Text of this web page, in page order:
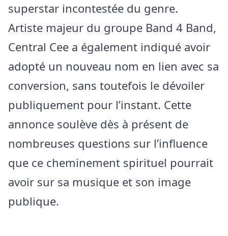
superstar incontestée du genre.
Artiste majeur du groupe Band 4 Band,
Central Cee a également indiqué avoir
adopté un nouveau nom en lien avec sa
conversion, sans toutefois le dévoiler
publiquement pour l’instant. Cette
annonce soulève dès à présent de
nombreuses questions sur l’influence
que ce cheminement spirituel pourrait
avoir sur sa musique et son image
publique.